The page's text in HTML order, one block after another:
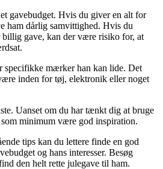
gavebudget. Hvis du giver en alt for
ham dårlig samvittighed. Hvis du
gave, kan der være risiko for, at
specifikke mærker han kan lide. Det
inden for tøj, elektronik eller noget
Uanset om du har tænkt dig at bruge
minimum være god inspiration.
tips kan du lettere finde en god
og hans interesser. Besøg
den helt rette julegave til ham.